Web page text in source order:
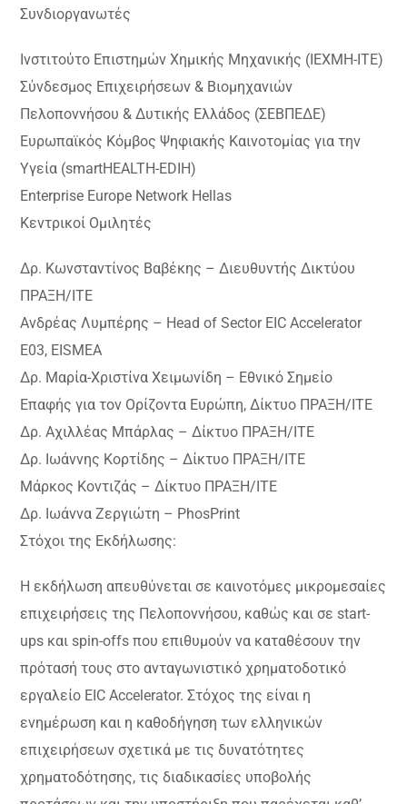
Συνδιοργανωτές
Ινστιτούτο Επιστημών Χημικής Μηχανικής (ΙΕΧΜΗ-ΙΤΕ)
Σύνδεσμος Επιχειρήσεων & Βιομηχανιών
Πελοποννήσου & Δυτικής Ελλάδος (ΣΕΒΠΕΔΕ)
Ευρωπαϊκός Κόμβος Ψηφιακής Καινοτομίας για την
Υγεία (smartHEALTH-EDIH)
Enterprise Europe Network Hellas
Κεντρικοί Ομιλητές
Δρ. Κωνσταντίνος Βαβέκης – Διευθυντής Δικτύου
ΠΡΑΞΗ/ΙΤΕ
Ανδρέας Λυμπέρης – Head of Sector EIC Accelerator
E03, EISMEA
Δρ. Μαρία-Χριστίνα Χειμωνίδη – Εθνικό Σημείο
Επαφής για τον Ορίζοντα Ευρώπη, Δίκτυο ΠΡΑΞΗ/ΙΤΕ
Δρ. Αχιλλέας Μπάρλας – Δίκτυο ΠΡΑΞΗ/ΙΤΕ
Δρ. Ιωάννης Κορτίδης – Δίκτυο ΠΡΑΞΗ/ΙΤΕ
Μάρκος Κοντιζάς – Δίκτυο ΠΡΑΞΗ/ΙΤΕ
Δρ. Ιωάννα Ζεργιώτη – PhosPrint
Στόχοι της Εκδήλωσης:
Η εκδήλωση απευθύνεται σε καινοτόμες μικρομεσαίες
επιχειρήσεις της Πελοποννήσου, καθώς και σε start-
ups και spin-offs που επιθυμούν να καταθέσουν την
πρότασή τους στο ανταγωνιστικό χρηματοδοτικό
εργαλείο EIC Accelerator. Στόχος της είναι η
ενημέρωση και η καθοδήγηση των ελληνικών
επιχειρήσεων σχετικά με τις δυνατότητες
χρηματοδότησης, τις διαδικασίες υποβολής